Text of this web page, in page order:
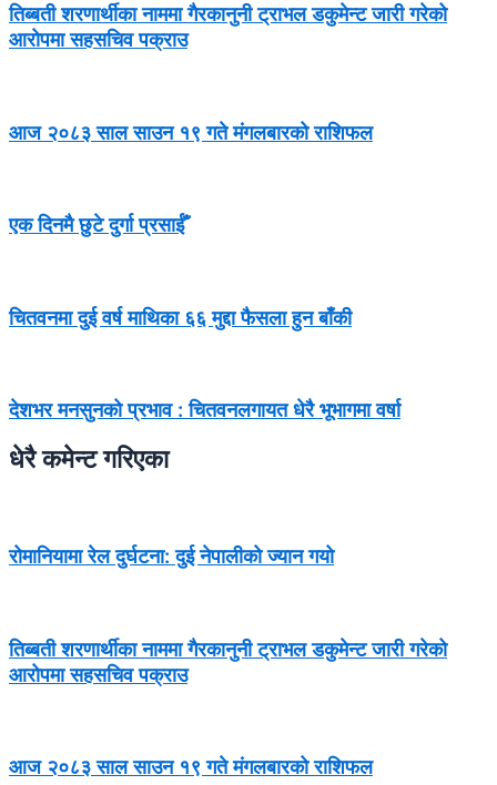
तिब्बती शरणार्थीका नाममा गैरकानुनी ट्राभल डकुमेन्ट जारी गरेको
आरोपमा सहसचिव पक्राउ
आज २०८३ साल साउन १९ गते मंगलबारको राशिफल
एक दिनमै छुटे दुर्गा प्रसाईँ
चितवनमा दुई वर्ष माथिका ६६ मुद्दा फैसला हुन बाँकी
देशभर मनसुनको प्रभाव : चितवनलगायत धेरै भूभागमा वर्षा
धेरै कमेन्ट गरिएका
रोमानियामा रेल दुर्घटना: दुई नेपालीको ज्यान गयो
तिब्बती शरणार्थीका नाममा गैरकानुनी ट्राभल डकुमेन्ट जारी गरेको
आरोपमा सहसचिव पक्राउ
आज २०८३ साल साउन १९ गते मंगलबारको राशिफल